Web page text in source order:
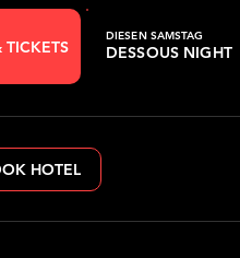
TICKETS DESSOUS NIGHT
DIESEN SAMSTAG
HOTEL